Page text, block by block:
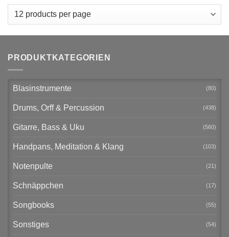
PRODUKTKATEGORIEN
Blasinstrumente (80)
Drums, Orff & Percussion (438)
Gitarre, Bass & Uku (560)
Handpans, Meditation & Klang (103)
Notenpulte (21)
Schnäppchen (17)
Songbooks (55)
Sonstiges (54)